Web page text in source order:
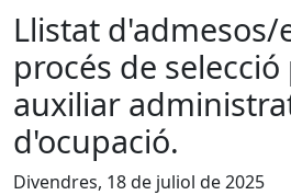
Llistat d'admesos/
procés de selecció
auxiliar
d'ocupació.
Divendres, 18 de juliol de 2025